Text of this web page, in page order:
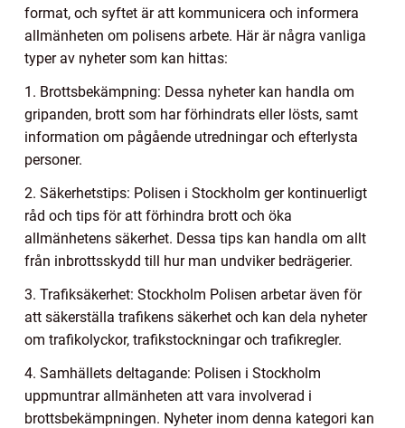
format, och syftet är att kommunicera och informera
allmänheten om polisens arbete. Här är några vanliga
typer av nyheter som kan hittas:
1. Brottsbekämpning: Dessa nyheter kan handla om
gripanden, brott som har förhindrats eller lösts, samt
information om pågående utredningar och efterlysta
personer.
2. Säkerhetstips: Polisen i Stockholm ger kontinuerligt
råd och tips för att förhindra brott och öka
allmänhetens säkerhet. Dessa tips kan handla om allt
från inbrottsskydd till hur man undviker bedrägerier.
3. Trafiksäkerhet: Stockholm Polisen arbetar även för
att säkerställa trafikens säkerhet och kan dela nyheter
om trafikolyckor, trafikstockningar och trafikregler.
4. Samhällets deltagande: Polisen i Stockholm
uppmuntrar allmänheten att vara involverad i
brottsbekämpningen. Nyheter inom denna kategori kan